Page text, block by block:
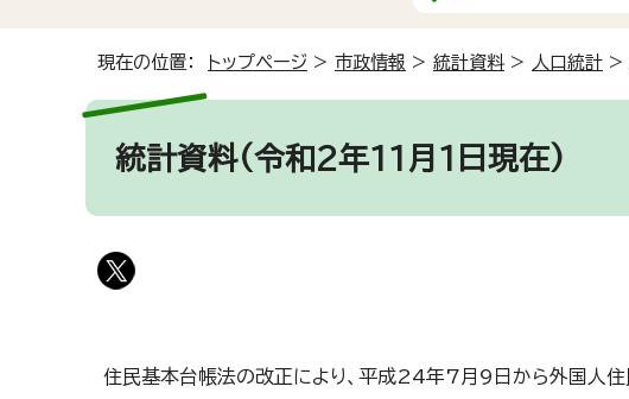
現在の位置： トップページ > 市政情報 > 統計資料 > 人口統計 >
統計資料(令和2年11月1日現在)
住民基本台帳法の改正により、平成24年7月9日から外国人住